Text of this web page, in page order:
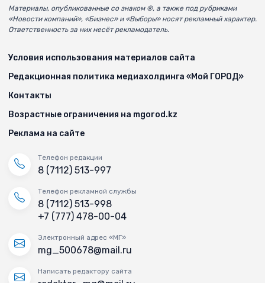
Материалы, опубликованные со знаком ®, а также под рубриками
«Новости компаний», «Бизнес» и «Выборы» носят рекламный характер.
Ответственность за них несёт рекламодатель.
Условия использования материалов сайта
Редакционная политика медиахолдинга «Мой ГОРОД»
Контакты
Возрастные ограничения на mgorod.kz
Реклама на сайте
Телефон редакции
8 (7112) 513-997
Телефон рекламной службы
8 (7112) 513-998
+7 (777) 478-00-04
Электронный адрес «МГ»
mg_500678@mail.ru
Написать редактору сайта